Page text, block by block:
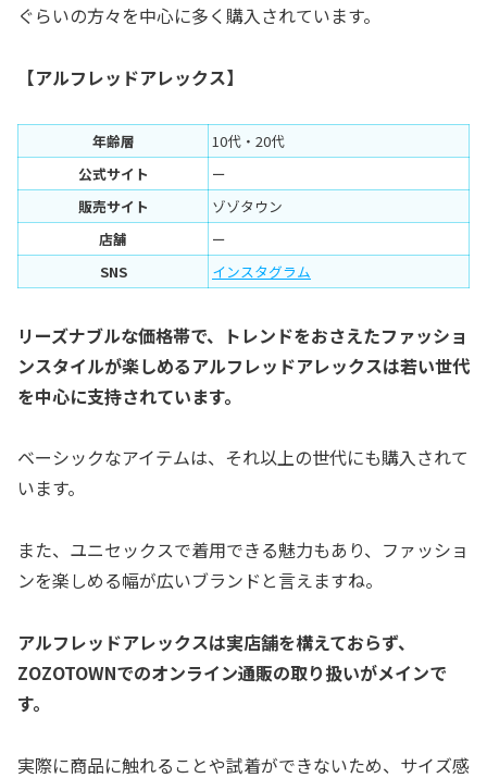
ぐらいの方々を中心に多く購入されています。
【アルフレッドアレックス】
年齢層
10代・20代
公式サイト
ー
販売サイト
ゾゾタウン
店舗
ー
SNS
インスタグラム
リーズナブルな価格帯で、トレンドをおさえたファッショ
ンスタイルが楽しめるアルフレッドアレックスは若い世代
を中心に支持されています。
ベーシックなアイテムは、それ以上の世代にも購入されて
います。
また、ユニセックスで着用できる魅力もあり、ファッショ
ンを楽しめる幅が広いブランドと言えますね。
アルフレッドアレックスは実店舗を構えておらず、
ZOZOTOWNでのオンライン通販の取り扱いがメインで
す。
実際に商品に触れることや試着ができないため、サイズ感